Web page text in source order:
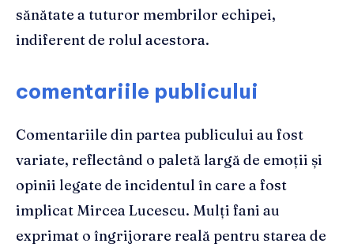
sănătate a tuturor membrilor echipei,
indiferent de rolul acestora.
comentariile publicului
Comentariile din partea publicului au fost
variate, reflectând o paletă largă de emoții și
opinii legate de incidentul în care a fost
implicat Mircea Lucescu. Mulți fani au
exprimat o îngrijorare reală pentru starea de